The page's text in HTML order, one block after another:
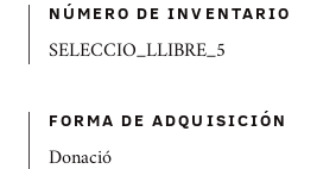
NÚMERO DE INVENTARIO
SELECCIO_LLIBRE_5
FORMA DE ADQUISICIÓN
Donació